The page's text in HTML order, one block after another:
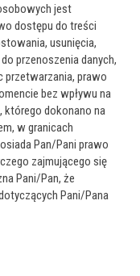
jest
dostępu do treści
usunięcia,
przenoszenia danych,
przetwarzania, prawo
bez wpływu na
którego dokonano na
w granicach
Pan/Pani prawo
zajmującego się
Pani/Pan, że
Pani/Pana